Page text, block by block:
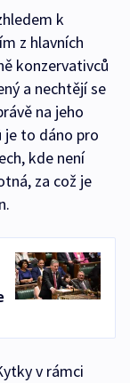
k
z hlavních
konzervativců
a nechtějí se
na jeho
je to dáno pro
kde není
za což je
v rámci